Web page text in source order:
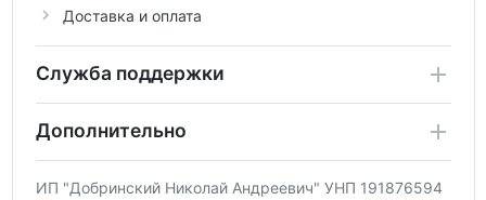
Доставка и оплата
Служба поддержки
Дополнительно
ИП "Добринский Николай Андреевич" УНП 191876594